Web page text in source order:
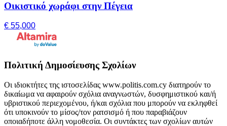
Οικιστικό χωράφι στην Πέγεια
€ 55,000
Πολιτική Δημοσίευσης Σχολίων
Οι ιδιοκτήτες της ιστοσελίδας www.politis.com.cy διατηρούν το
δικαίωμα να αφαιρούν σχόλια αναγνωστών, δυσφημιστικού και/ή
υβριστικού περιεχομένου, ή/και σχόλια που μπορούν να εκληφθεί
ότι υποκινούν το μίσος/τον ρατσισμό ή που παραβιάζουν
οποιαδήποτε άλλη νομοθεσία. Οι συντάκτες των σχολίων αυτών